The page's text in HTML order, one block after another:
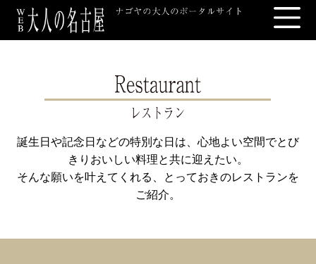
誕生日や記念日などの特別な日は、心地よい空間でとび
きりおいしい料理と共に迎えたい。
そんな願いを叶えてくれる、とっておきのレストランを
ご紹介。